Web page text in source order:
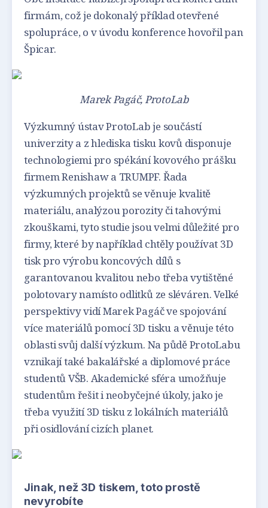
firmám, což je dokonalý příklad otevřené
spolupráce, o v úvodu konference hovořil pan
Špicar.
Marek Pagáč, ProtoLab
Výzkumný ústav ProtoLab je součástí
univerzity a z hlediska tisku kovů disponuje
technologiemi pro spékání kovového prášku
firmem Renishaw a TRUMPF. Řada
výzkumných projektů se věnuje kvalitě
materiálu, analýzou porozity či tahovými
zkouškami, tyto studie jsou velmi důležité pro
firmy, které by například chtěly používat 3D
tisk pro výrobu koncových dílů s
garantovanou kvalitou nebo třeba vytištěné
polotovary namísto odlitků ze sléváren. Velké
perspektivy vidí Marek Pagáč ve spojování
více materiálů pomocí 3D tisku a věnuje této
oblasti svůj další výzkum. Na půdě ProtoLabu
vznikají také bakalářské a diplomové práce
studentů VŠB. Akademické sféra umožňuje
studentům řešit i neobyčejné úkoly, jako je
třeba využití 3D tisku z lokálních materiálů
při osidlování cizích planet.
Jinak, než 3D tiskem, toto prostě
nevyrobíte